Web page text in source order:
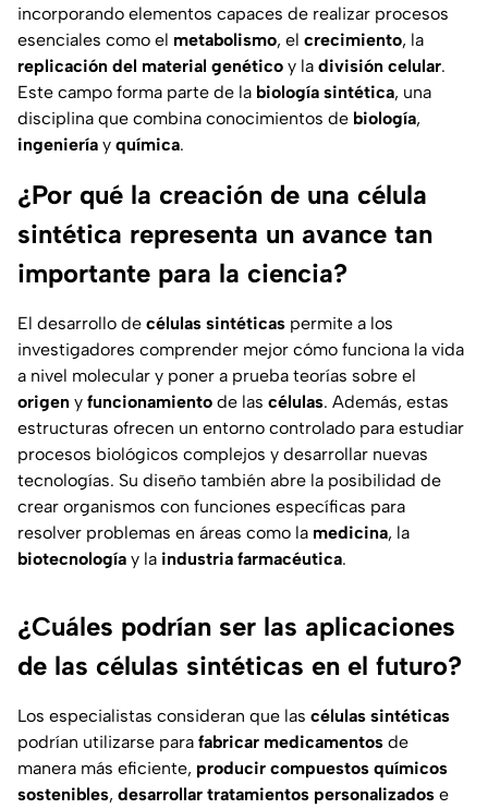
incorporando elementos capaces de realizar procesos
esenciales como el metabolismo, el crecimiento, la
replicación del material genético y la división celular.
Este campo forma parte de la biología sintética, una
disciplina que combina conocimientos de biología,
ingeniería y química.
¿Por qué la creación de una célula
sintética representa un avance tan
importante para la ciencia?
El desarrollo de células sintéticas permite a los
investigadores comprender mejor cómo funciona la vida
a nivel molecular y poner a prueba teorías sobre el
origen y funcionamiento de las células. Además, estas
estructuras ofrecen un entorno controlado para estudiar
procesos biológicos complejos y desarrollar nuevas
tecnologías. Su diseño también abre la posibilidad de
crear organismos con funciones específicas para
resolver problemas en áreas como la medicina, la
biotecnología y la industria farmacéutica.
¿Cuáles podrían ser las aplicaciones
de las células sintéticas en el futuro?
Los especialistas consideran que las células sintéticas
podrían utilizarse para fabricar medicamentos de
manera más eficiente, producir compuestos químicos
sostenibles, desarrollar tratamientos personalizados e